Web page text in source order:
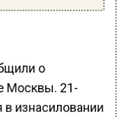
о
Москвы. 21-
изнасиловании